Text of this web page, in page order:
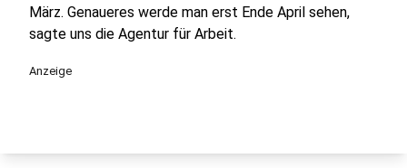
März. Genaueres werde man erst Ende April sehen,
sagte uns die Agentur für Arbeit.
Anzeige